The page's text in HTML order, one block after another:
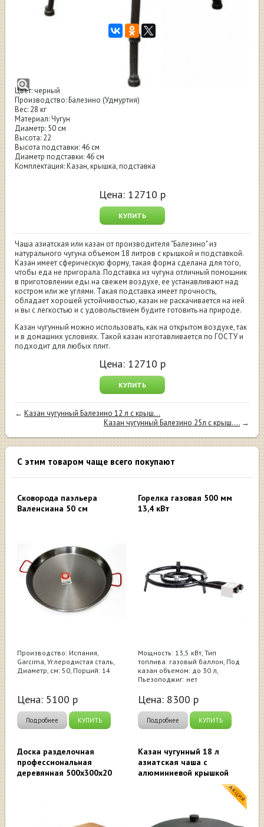
Казан чугунный Балезино 18л с крыш. и
Цвет: черный
Производство: Балезино (Удмуртия)
Вес: 28 кг
Материал: Чугун
Диаметр: 50 см
Высота: 22
Высота подставки: 46 см
Диаметр подставки: 46 см
Комплектация: Казан, крышка, подставка
Цена: 12710 р
КУПИТЬ
Чаша азиатская или казан от производителя "Балезино" из
натурального чугуна объемом 18 литров с крышкой и подставкой.
Казан имеет сферическую форму, такая форма сделана для того,
чтобы еда не пригорала. Подставка из чугуна отличный помощник
в приготовлении еды на свежем воздухе, ее устанавливают над
костром или же углями. Такая подставка имеет прочность,
обладает хорошей устойчивостью, казан не раскачивается на ней
и вы с легкостью и с удовольствием будите готовить на природе.
Казан чугунный можно использовать, как на открытом воздухе, так
и в домашних условиях. Такой казан изготавливается по ГОСТУ и
подходит для любых плит.
Цена: 12710 р
КУПИТЬ
←Казан чугунный Балезино 12 л с крыш...
Казан чугунный Балезино 25л с крыш....→
С этим товаром чаще всего покупают
Cковорода паэльера
Валенсиана 50 см
Производство: Испания,
Garcima, Углеродистая сталь,
Диаметр, см: 50, Порций: 14
Цена: 5100 р
Подробнее КУПИТЬ
Горелка газовая 500 мм
13,4 кВт
Мощность: 13,5 кВт, Тип
топлива: газовый баллон, Под
казан объемом: до 30 л,
Пьезоподжиг: нет
Цена: 8300 р
Подробнее КУПИТЬ
Доска разделочная
профессиональная
деревянная 500x300x20
Казан чугунный 18 л
азиатская чаша с
алюминиевой крышкой